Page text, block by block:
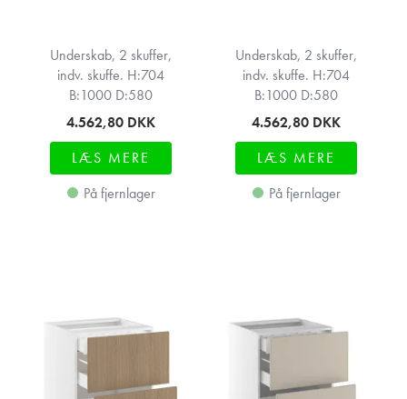
Underskab, 2 skuffer,
indv. skuffe. H:704
B:1000 D:580
4.562,80 DKK
LÆS MERE
På fjernlager
Underskab, 2 skuffer,
indv. skuffe. H:704
B:1000 D:580
4.562,80 DKK
LÆS MERE
På fjernlager